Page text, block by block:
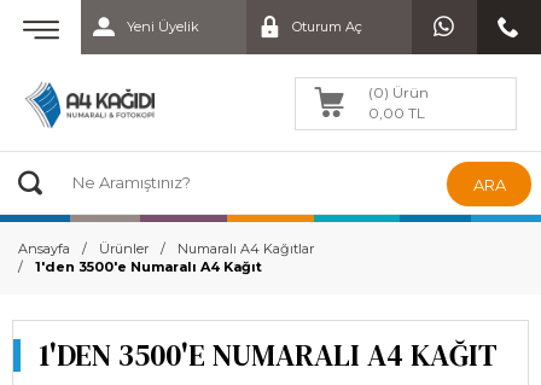
Yeni Üyelik Oturum Aç
(0) Ürün
0,00 TL
ARA
Ansayfa Ürünler
Numaralı A4 Kağıtlar
1'den 3500'e Numaralı A4 Kağıt
1'DEN 3500'E NUMARALI A4 KAĞIT